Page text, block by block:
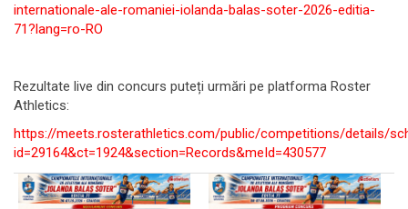
internationale-ale-romaniei-iolanda-balas-soter-2026-editia-
71?lang=ro-RO
Rezultate live din concurs puteți urmări pe platforma Roster
Athletics:
https://meets.rosterathletics.com/public/competitions/details/
id=29164&ct=1924&section=Records&meId=430577